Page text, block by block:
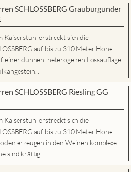
SCHLOSSBERG Grauburgunder
Kaiserstuhl erstreckt sich die
auf bis zu 310 Meter Höhe.
einer dünnen, heterogenen Lössauflage
SCHLOSSBERG Riesling GG
Kaiserstuhl erstreckt sich die
auf bis zu 310 Meter Höhe.
erzeugen in den Weinen komplexe
sind kräftig...